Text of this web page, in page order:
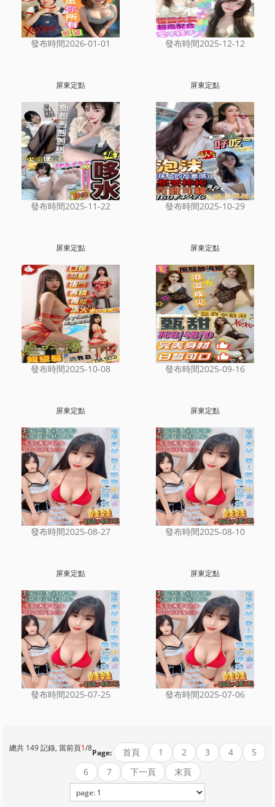
發布時間2026-01-01 發布時間2025-12-12
屏東定點
發布時間2025-11-22
屏東定點
發布時間2025-10-29
屏東定點
發布時間2025-10-08
屏東定點
發布時間2025-09-16
屏東定點
發布時間2025-08-27
屏東定點
發布時間2025-08-10
屏東定點
發布時間2025-07-25
屏東定點
發布時間2025-07-06
Page:
總共 149 記錄, 當前頁1/8 首頁 1 2 3 4
5
6
7 下一頁 末頁